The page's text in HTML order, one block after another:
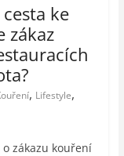
ke
zákaz
, Lifestyle,
zákazu kouření